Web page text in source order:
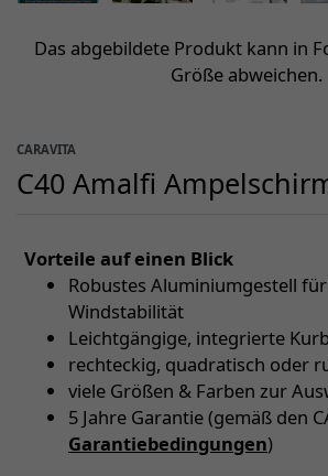
Das abgebildete Produkt kann in
Größe abweichen.
CARAVITA
C40 Amalfi
Vorteile auf einen Blick
Robustes Aluminiumgestell
Windstabilität
Leichtgängige, integrierte
rechteckig, quadratisch oder
viele Größen & Farben zur
5 Jahre Garantie (gemäß den
Garantiebedingungen)